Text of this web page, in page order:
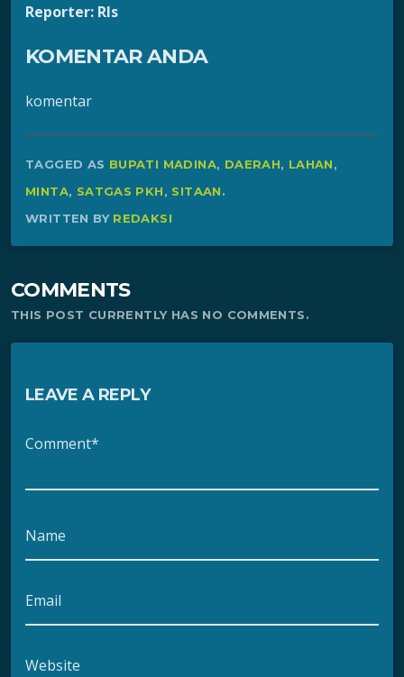
Reporter: Rls
KOMENTAR ANDA
komentar
TAGGED AS BUPATI MADINA, DAERAH, LAHAN,
MINTA, SATGAS PKH, SITAAN.
WRITTEN BY REDAKSI
COMMENTS
THIS POST CURRENTLY HAS NO COMMENTS.
LEAVE A REPLY
Comment*
Name
Email
Website